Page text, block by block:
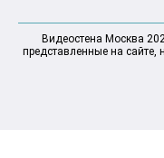
Видеостена Москва
представленные на